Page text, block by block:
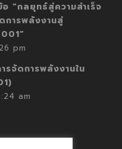
“กลยุทธ์สู่ความสำเร็จ
การพลังงานสู่
pm
รจัดการพลังงานใน
am